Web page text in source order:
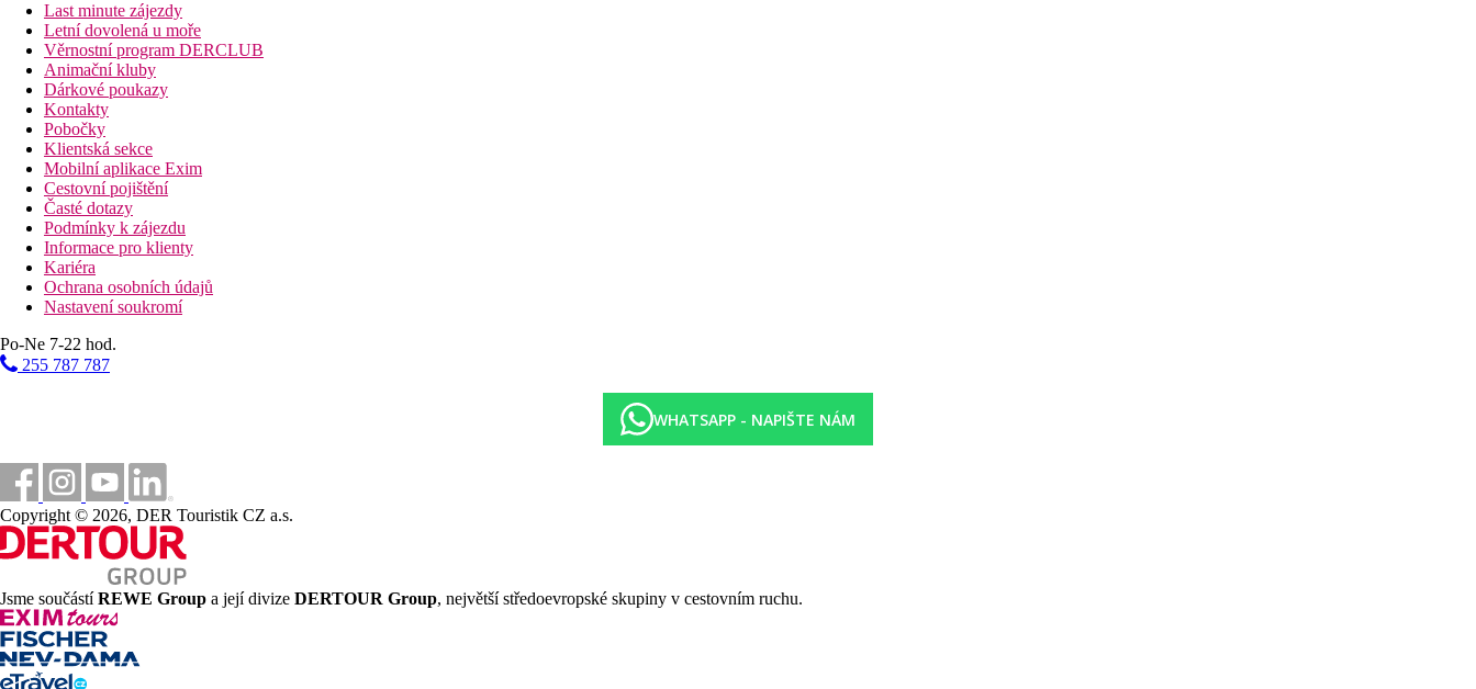
Last minute zájezdy
Letní dovolená u moře
Věrnostní program DERCLUB
Animační kluby
Dárkové poukazy
Kontakty
Pobočky
Klientská sekce
Mobilní aplikace Exim
Cestovní pojištění
Časté dotazy
Podmínky k zájezdu
Informace pro klienty
Kariéra
Ochrana osobních údajů
Nastavení soukromí
Po-Ne 7-22 hod.
255 787 787
WHATSAPP - NAPIŠTE NÁM
Copyright © 2026, DER Touristik CZ a.s.
Jsme součástíREWE Group a její divize DERTOUR Group, největší středoevropské skupiny v cestovním ruchu.